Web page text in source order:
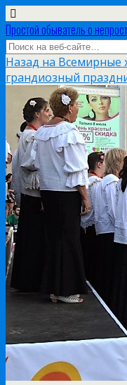
Простой обыватель о
Назад на
грандиозный